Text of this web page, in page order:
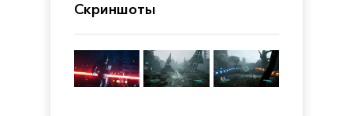
Скриншоты